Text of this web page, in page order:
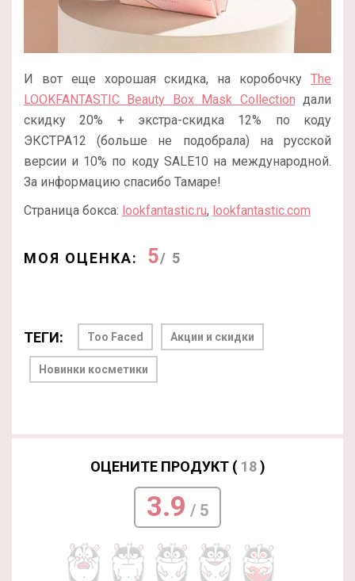
И вот еще хорошая скидка, на коробочку The
LOOKFANTASTIC Beauty Box Mask Collection дали
скидку 20% + экстра-скидка 12% по коду
ЭКСТРА12 (больше не подобрала) на русской
версии и 10% по коду SALE10 на международной.
За информацию спасибо Тамаре!
Страница бокса: lookfantastic.ru, lookfantastic.com
МОЯ ОЦЕНКА: 5/ 5
ТЕГИ: Too Faced Акции и скидки
Новинки косметики
ОЦЕНИТЕ ПРОДУКТ ( 18)
3.9 / 5